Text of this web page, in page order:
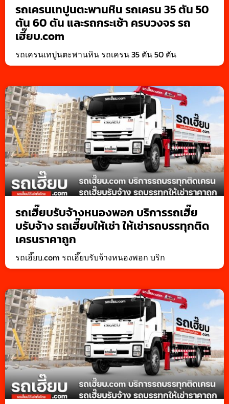
รถเครนเทปูนตะพานหิน รถเครน 35 ตัน 50
ตัน 60 ตัน และรถกระเช้า ครบวงจร รถ
เฮี๊ยบ.com
รถเครนเทปูนตะพานหิน รถเครน 35 ตัน 50 ตัน
รถเฮี๊ยบรับจ้างหนองพอก บริการรถเฮี๊ย
บรับจ้าง รถเฮี๊ยบให้เช่า ให้เช่ารถบรรทุกติด
เครนราคาถูก
รถเฮี๊ยบ.com รถเฮี๊ยบรับจ้างหนองพอก บริก